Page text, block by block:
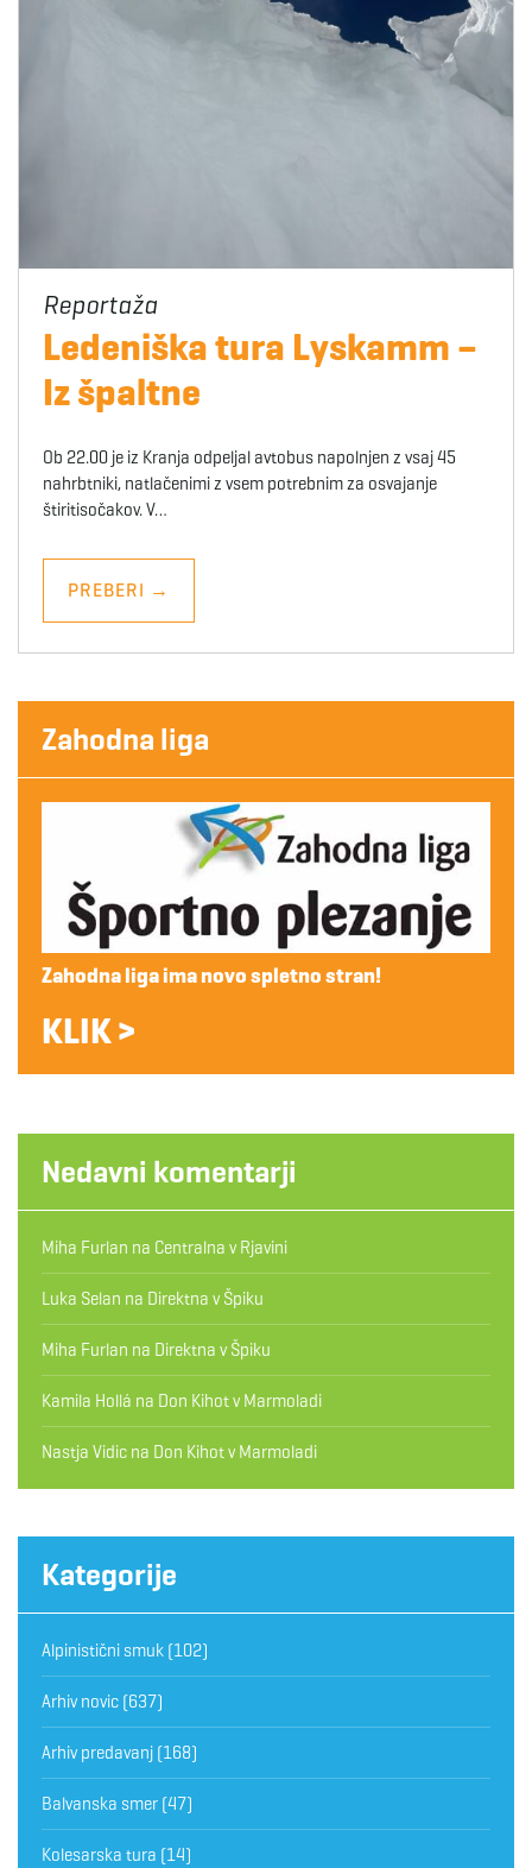
Ledeniška tura Lyskamm –
Iz špaltne
Ob 22.00 je iz Kranja odpeljal avtobus napolnjen z vsaj 45
nahrbtniki, natlačenimi z vsem potrebnim za osvajanje
štiritisočakov. V…
PREBERI →
Zahodna liga
Zahodna liga ima novo spletno stran!
KLIK >
Nedavni komentarji
Miha Furlan na Centralna v Rjavini
Luka Selan na Direktna v Špiku
Miha Furlan na Direktna v Špiku
Kamila Hollá na Don Kihot v Marmoladi
Nastja Vidic na Don Kihot v Marmoladi
Kategorije
Alpinistični smuk (102)
Arhiv novic (637)
Arhiv predavanj (168)
Balvanska smer (47)
Kolesarska tura (14)